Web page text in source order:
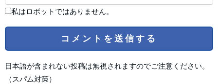
私はロボットではありません。
日本語が含まれない投稿は無視されますのでご注意ください。
（スパム対策）